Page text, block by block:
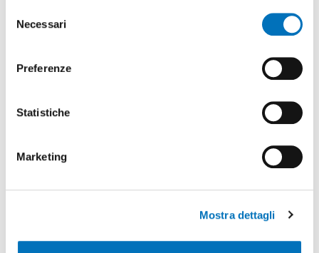
delNecessari
Preferenze
Statistiche
Marketing
Mostra dettagli
Piattaforma che
dispositivi
microcontrollore
modalità gateway o
standalone.
SCOPRI DI PIÙ